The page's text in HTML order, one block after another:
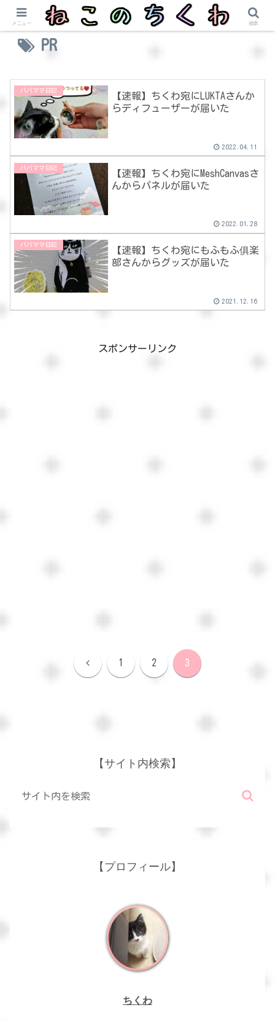
PR
パパママ日記
【速報】ちくわ宛にLUKTAさんか
らディフューザーが届いた
2022.04.11
パパママ日記
【速報】ちくわ宛にMeshCanvasさ
んからパネルが届いた
2022.01.28
パパママ日記
【速報】ちくわ宛にもふもふ俱楽
部さんからグッズが届いた
2021.12.16
スポンサーリンク
前 1 2 3
【サイト内検索】
【プロフィール】
ちくわ
メニュー 検索